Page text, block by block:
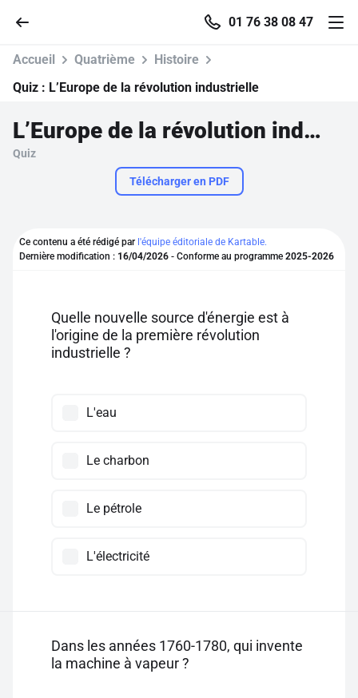
01 76 38 08 47
Accueil
Se connecter
S'inscrire gratuitement
Pour profiter de 10 contenus offerts.
Accueil Quatrième
Histoire
Quiz : L’Europe de la révolution industrielle
L’Europe de la révolution industrielle
Quiz
Télécharger en PDF
Ce contenu a été rédigé par l'équipe éditoriale de Kartable.
Dernière modification : 16/04/2026 - Conforme au programme 2025-2026
Quelle nouvelle source d'énergie est à
l'origine de la première révolution
industrielle ?
L'eau
Le charbon
Le pétrole
L'électricité
Dans les années 1760-1780, qui invente
la machine à vapeur ?